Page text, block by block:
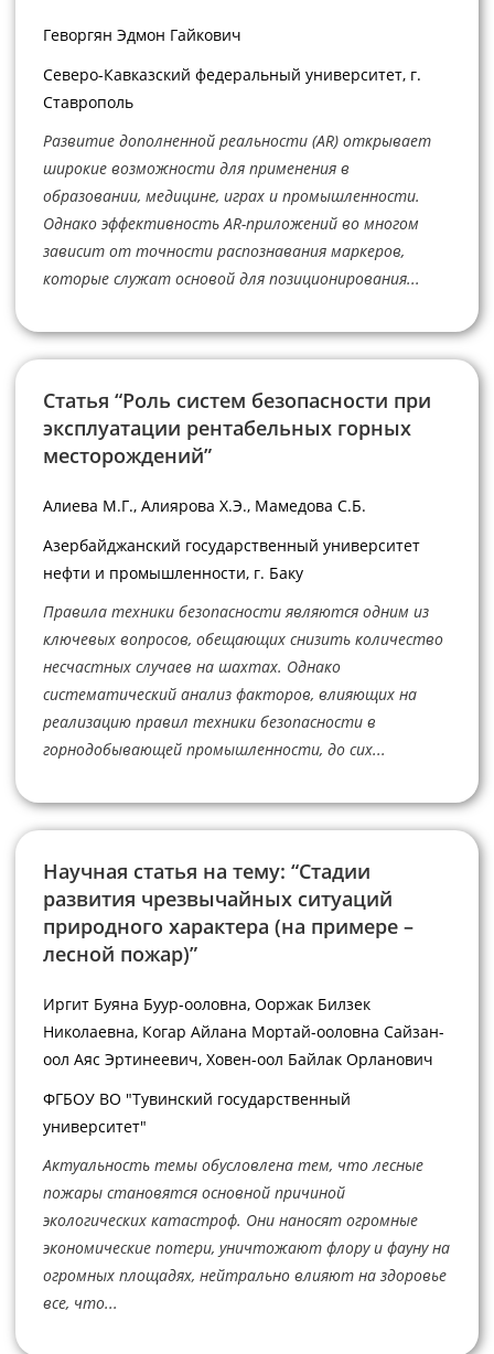
Геворгян Эдмон Гайкович
Северо-Кавказский федеральный университет, г.
Ставрополь
Развитие дополненной реальности (AR) открывает
широкие возможности для применения в
образовании, медицине, играх и промышленности.
Однако эффективность AR-приложений во многом
зависит от точности распознавания маркеров,
которые служат основой для позиционирования...
Статья “Роль систем безопасности при
эксплуатации рентабельных горных
месторождений”
Aлиева М.Г., Aлиярова Х.Э., Mамедова С.Б.
Азербайджанский государственный университет
нефти и промышленности, г. Баку
Правила техники безопасности являются одним из
ключевых вопросов, обещающих снизить количество
несчастных случаев на шахтах. Однако
систематический анализ факторов, влияющих на
реализацию правил техники безопасности в
горнодобывающей промышленности, до сих...
Научная статья на тему: “Стадии
развития чрезвычайных ситуаций
природного характера (на примере –
лесной пожар)”
Иргит Буяна Буур-ооловна, Ооржак Билзек
Николаевна, Когар Айлана Мортай-ооловна Сайзан-
оол Аяс Эртинеевич, Ховен-оол Байлак Орланович
ФГБОУ ВО "Тувинский государственный
университет"
Актуальность темы обусловлена тем, что лесные
пожары становятся основной причиной
экологических катастроф. Они наносят огромные
экономические потери, уничтожают флору и фауну на
огромных площадях, нейтрально влияют на здоровье
все, что...